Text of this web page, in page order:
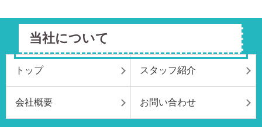
当社について
トップ スタッフ紹介
会社概要 お問い合わせ